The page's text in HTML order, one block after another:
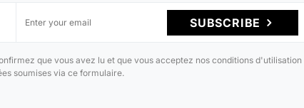
SUBSCRIBE
que vous avez lu et que vous acceptez nos conditions d'utilisation
soumises via ce formulaire.